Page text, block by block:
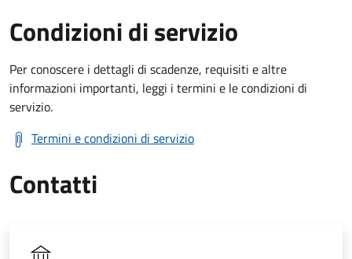
Condizioni di servizio
Per conoscere i dettagli di scadenze, requisiti e altre
informazioni importanti, leggi i termini e le condizioni di
servizio.
Termini e condizioni di servizio
Contatti